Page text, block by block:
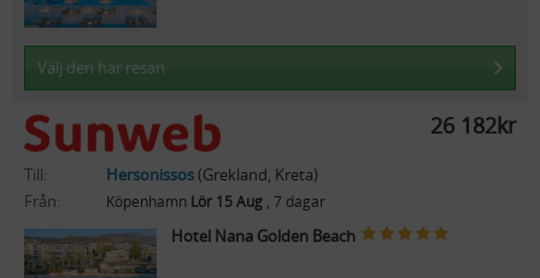
Välj den här resan
26 182kr
Till: Hersonissos(Grekland, Kreta)
Från:
Köpenhamn Lör 15 Aug , 7 dagar
Hotel Nana Golden Beach